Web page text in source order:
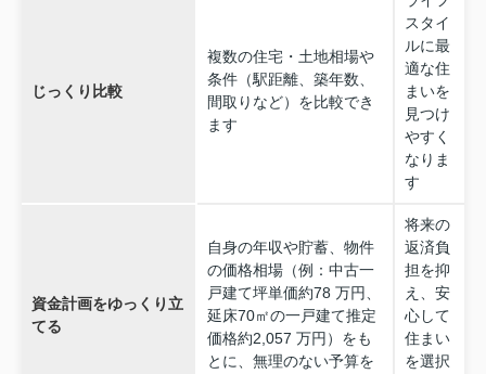
じっくり比較
複数の住宅・土地相場や
条件（駅距離、築年数、
間取りなど）を比較でき
ます
スタイ
ルに最
適な住
まいを
見つけ
やすく
なりま
す
資金計画をゆっくり立
てる
自身の年収や貯蓄、物件
の価格相場（例：中古一
戸建て坪単価約78 万円、
延床70㎡の一戸建て推定
価格約2,057 万円）をも
とに、無理のない予算を
将来の
返済負
担を抑
え、安
心して
住まい
を選択